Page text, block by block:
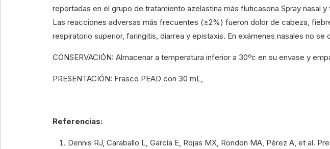
reportadas en el grupo de tratamiento azelastina más fluticasona Spray nasal
Las reacciones adversas más frecuentes (≥2%) fueron dolor de cabeza,
respiratorio superior, faringitis, diarrea y epistaxis. En exámenes nasales no
CONSERVACIÓN: Almacenar a temperatura inferior a 30ºc en su envase y
PRESENTACIÓN: Frasco PEAD con 30 mL,
Referencias:
Dennis RJ, Caraballo L, García E, Rojas MX, Rondon MA, Pérez A, et al.